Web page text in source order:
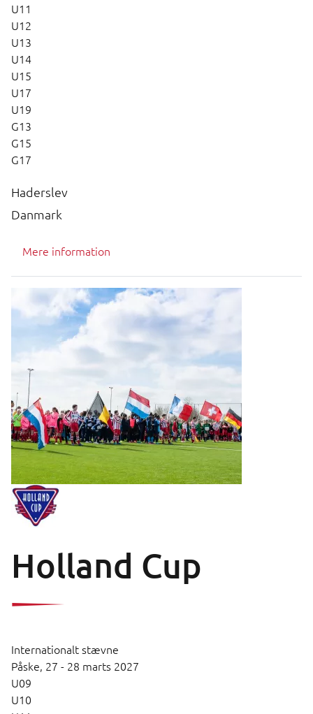
U11
U12
U13
U14
U15
U17
U19
G13
G15
G17
Haderslev
Danmark
Mere information
Holland Cup
Internationalt stævne
Påske, 27 - 28 marts 2027
U09
U10